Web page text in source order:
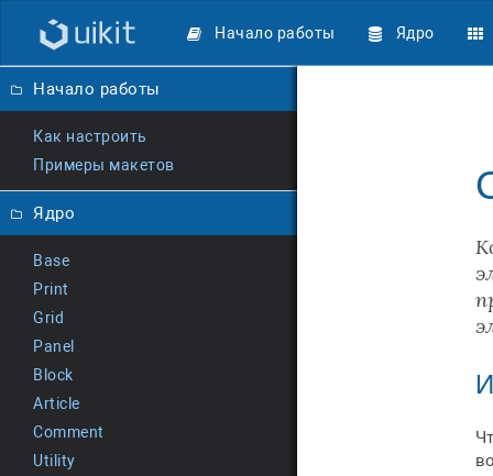
Начало работы Ядро
Начало работы
Как настроить
Примеры макетов
Ядро
Base
Print
Grid
Panel
Block
Article
Comment
Utility